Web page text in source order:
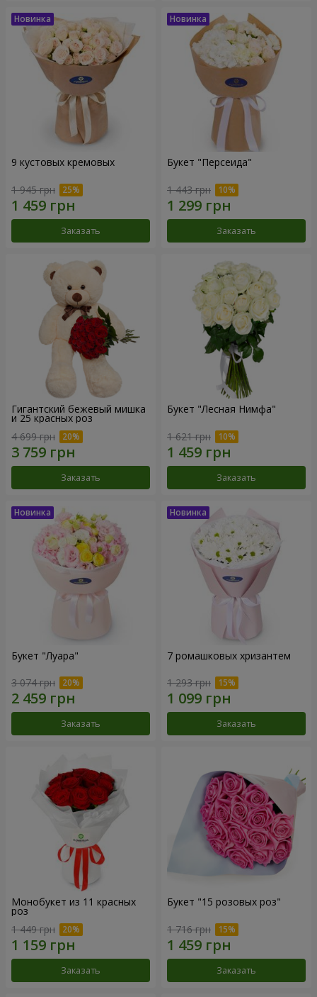
9 кустовых кремовых
1 945 грн
Заказать
Букет "Персеида"
1 443 грн
Заказать
Гигантский бежевый мишка
и 25 красных роз
4 699 грн
Заказать
Букет "Лесная Нимфа"
1 621 грн
Заказать
Букет "Луара"
3 074 грн
Заказать
7 ромашковых хризантем
1 293 грн
Заказать
Монобукет из 11 красных
роз
1 449 грн
Заказать
Букет "15 розовых роз"
1 716 грн
Заказать